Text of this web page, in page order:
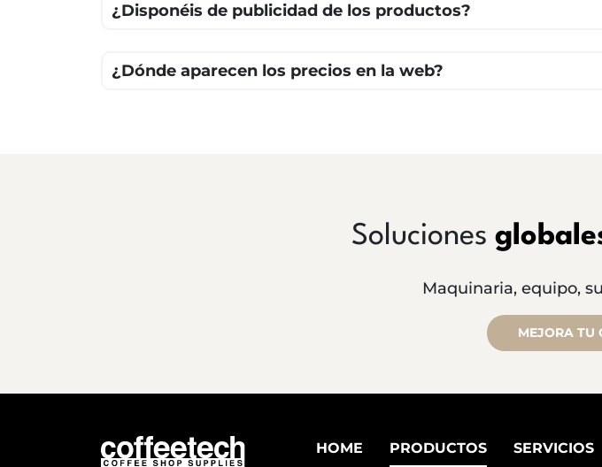
¿Disponéis de publicidad de los productos?
¿Dónde aparecen los precios en la web?
Soluciones
Maquinaria, equipo,
MEJORA TU
HOME PRODUCTOS SERVICIOS